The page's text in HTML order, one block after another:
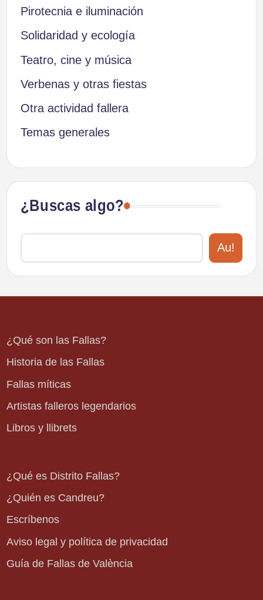
Pirotecnia e iluminación
Solidaridad y ecología
Teatro, cine y música
Verbenas y otras fiestas
Otra actividad fallera
Temas generales
¿Buscas algo?
Au!
¿Qué son las Fallas?
Historia de las Fallas
Fallas míticas
Artistas falleros legendarios
Libros y llibrets
¿Qué es Distrito Fallas?
¿Quién es Candreu?
Escríbenos
Aviso legal y política de privacidad
Guía de Fallas de València